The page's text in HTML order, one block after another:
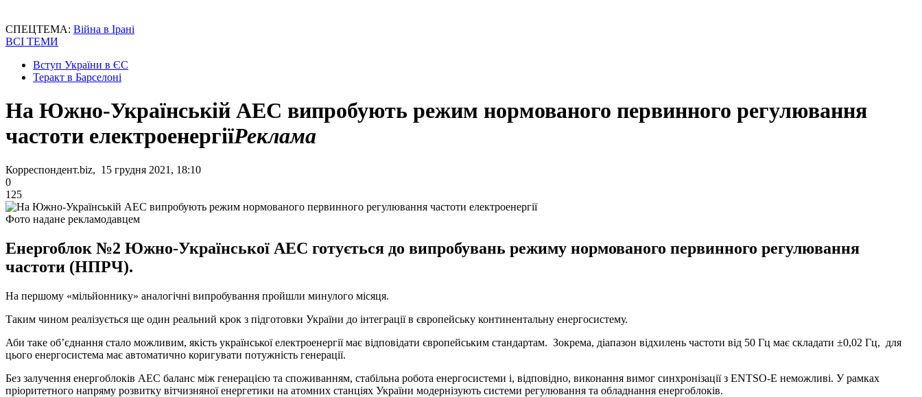
СПЕЦТЕМА: Війна в Ірані
ВСІ ТЕМИ
Вступ України в ЄС
Теракт в Барселоні
На Южно-Українській АЕС випробують режим нормованого первинного регулювання
частоти електроенергіїРеклама
Корреспондент.biz, 15 грудня 2021, 18:10
0
125
Фото надане рекламодавцем
Енергоблок №2 Южно-Української АЕС готується до випробувань режиму нормованого первинного регулювання
частоти (НПРЧ).
На першому «мільйоннику» аналогічні випробування пройшли минулого місяця.
Таким чином реалізується ще один реальний крок з підготовки України до інтеграції в європейську континентальну енергосистему.
Аби таке об’єднання стало можливим, якість української електроенергії має відповідати європейським стандартам. Зокрема, діапазон відхилень частоти від 50 Гц має складати ±0,02 Гц, для
цього енергосистема має автоматично коригувати потужність генерації.
Без залучення енергоблоків АЕС баланс між генерацією та споживанням, стабільна робота енергосистеми і, відповідно, виконання вимог синхронізації з ENTSO-Е неможливі. У рамках
пріоритетного напряму розвитку вітчизняної енергетики на атомних станціях України модернізують системи регулювання та обладнання енергоблоків.